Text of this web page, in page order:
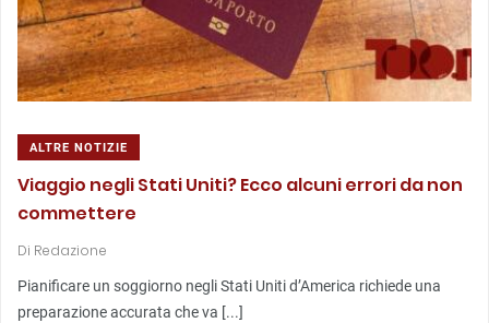
ALTRE NOTIZIE
Viaggio negli Stati Uniti? Ecco alcuni errori da non
commettere
Di Redazione
Pianificare un soggiorno negli Stati Uniti d’America richiede una
preparazione accurata che va [...]